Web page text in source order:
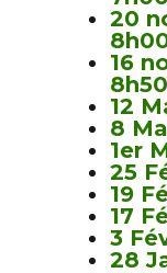
20
16
8h50
12
8
1er
25
19
17
3
28